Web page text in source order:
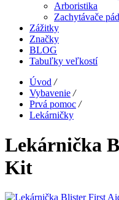
Arboristika
Zachytávače
Zážitky
Značky
BLOG
Tabuľky veľkostí
Úvod /
Vybavenie /
Prvá pomoc /
Lekárničky
Lekárnička
Kit